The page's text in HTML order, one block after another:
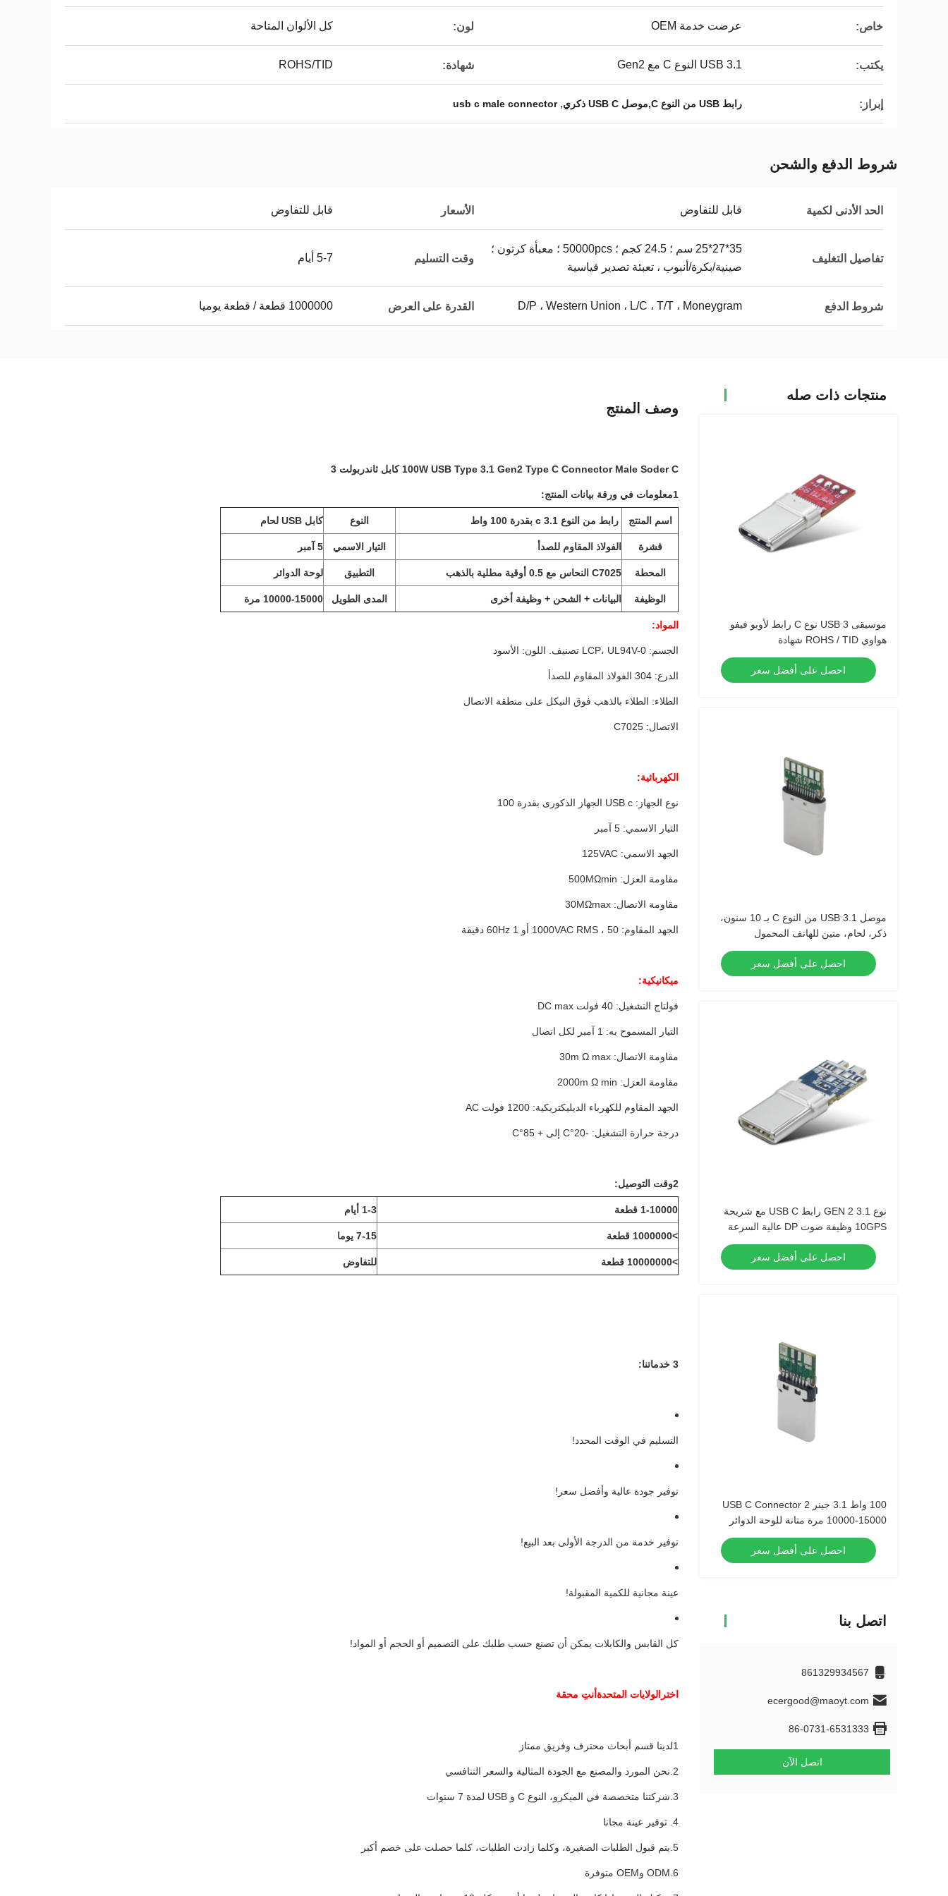
خاص: عرضت خدمة OEM لون: كل الألوان المتاحة
يكتب: USB 3.1 النوع C مع Gen2 شهادة: ROHS/TID
إبراز: رابط USB من النوع C,موصل USB C ذكري ,
usb c male connector
شروط الدفع والشحن
الحد الأدنى لكمية قابل للتفاوض الأسعار قابل للتفاوض
تفاصيل التغليف
35*27*25 سم ؛ 24.5 كجم ؛ 50000pcs ؛ معبأة كرتون ؛
صينية/بكرة/أنبوب ، تعبئة تصدير قياسية
وقت التسليم 5-7 أيام
شروط الدفع D/P ، Western Union ، L/C ، T/T ، Moneygram القدرة على العرض 1000000 قطعة / قطعة يوميا
منتجات ذات صله
موسيقى USB 3 نوع C رابط لأوبو فيفو
هواوي ROHS / TID شهادة
احصل على أفضل سعر
موصل USB 3.1 من النوع C بـ 10 سنون،
ذكر، لحام، متين للهاتف المحمول
احصل على أفضل سعر
نوع 3.1 GEN 2 رابط USB C مع شريحة
10GPS وظيفة صوت DP عالية السرعة
احصل على أفضل سعر
100 واط 3.1 جينر 2 USB C Connector
10000-15000 مرة متانة للوحة الدوائر
احصل على أفضل سعر
اتصل بنا
861329934567
ecergood@maoyt.com
86-0731-6531333
اتصل الآن
وصف المنتج
100W USB Type 3.1 Gen2 Type C Connector Male Soder C كابل ثاندربولت 3
1معلومات في ورقة بيانات المنتج:
اسم المنتج رابط من النوع c 3.1 بقدرة 100 واط النوع كابل USB لحام
قشرة الفولاذ المقاوم للصدأ التيار الاسمي 5 آمبر
المحطة C7025 النحاس مع 0.5 أوقية مطلية بالذهب التطبيق لوحة الدوائر
الوظيفة البيانات + الشحن + وظيفة أخرى المدى الطويل 10000-15000 مرة
المواد:
الجسم: LCP، UL94V-0 تصنيف. اللون: الأسود
الدرع: 304 الفولاذ المقاوم للصدأ
الطلاء: الطلاء بالذهب فوق النيكل على منطقة الاتصال
الاتصال: C7025
الكهربائية:
نوع الجهاز: USB c الجهاز الذكورى بقدرة 100
التيار الاسمي: 5 آمبر
الجهد الاسمي: 125VAC
مقاومة العزل: 500MΩmin
مقاومة الاتصال: 30MΩmax
الجهد المقاوم: 1000VAC RMS ، 50 أو 60Hz 1 دقيقة
ميكانيكية:
فولتاج التشغيل: 40 فولت DC max
التيار المسموح به: 1 آمبر لكل اتصال
مقاومة الاتصال: 30m Ω max
مقاومة العزل: 2000m Ω min
الجهد المقاوم للكهرباء الديليكتريكية: 1200 فولت AC
درجة حرارة التشغيل: -20°C إلى + 85°C
2وقت التوصيل:
1-10000 قطعة 1-3 أيام
>1000000 قطعة 7-15 يوما
>10000000 قطعة للتفاوض
3 خدماتنا:
التسليم في الوقت المحدد!
توفير جودة عالية وأفضل سعر!
توفير خدمة من الدرجة الأولى بعد البيع!
عينة مجانية للكمية المقبولة!
كل القابس والكابلات يمكن أن تصنع حسب طلبك على التصميم أو الحجم أو المواد!
اختر الولايات المتحدة أنتِ محقة
1لدينا قسم أبحاث محترف وفريق ممتاز
2.نحن المورد والمصنع مع الجودة المثالية والسعر التنافسي
3.شركتنا متخصصة في الميكرو، النوع C و USB لمدة 7 سنوات
4. توفير عينة مجانا
5.يتم قبول الطلبات الصغيرة، وكلما زادت الطلبات، كلما حصلت على خصم أكبر
6.ODM وOEM متوفرة